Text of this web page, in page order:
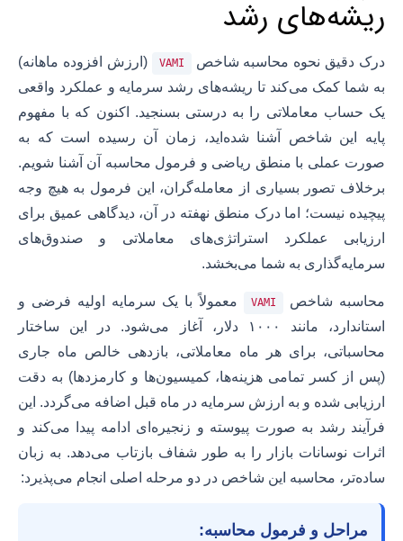
ریشه‌های رشد
درک دقیق نحوه محاسبه شاخص VAMI
(ارزش افزوده ماهانه)
به شما کمک می‌کند تا ریشه‌های رشد سرمایه و عملکرد واقعی
یک حساب معاملاتی را به درستی بسنجید. اکنون که با مفهوم
پایه این شاخص آشنا شده‌اید، زمان آن رسیده است که به
صورت عملی با منطق ریاضی و فرمول محاسبه آن آشنا شویم.
برخلاف تصور بسیاری از معامله‌گران، این فرمول به هیچ وجه
پیچیده نیست؛ اما درک منطق نهفته در آن، دیدگاهی عمیق برای
ارزیابی عملکرد استراتژی‌های معاملاتی و صندوق‌های
سرمایه‌گذاری به شما می‌بخشد.
محاسبه شاخص VAMI
معمولاً با یک سرمایه اولیه فرضی و
استاندارد، مانند ۱۰۰۰ دلار، آغاز می‌شود. در این ساختار
محاسباتی، برای هر ماه معاملاتی، بازدهی خالص ماه جاری
(پس از کسر تمامی هزینه‌ها، کمیسیون‌ها و کارمزدها) به دقت
ارزیابی شده و به ارزش سرمایه در ماه قبل اضافه می‌گردد. این
فرآیند رشد به صورت پیوسته و زنجیره‌ای ادامه پیدا می‌کند و
اثرات نوسانات بازار را به طور شفاف بازتاب می‌دهد. به زبان
ساده‌تر، محاسبه این شاخص در دو مرحله اصلی انجام می‌پذیرد:
مراحل و فرمول محاسبه: